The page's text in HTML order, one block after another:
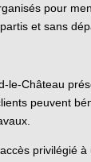
pour
et sans
le-Château
peuvent
privilégié